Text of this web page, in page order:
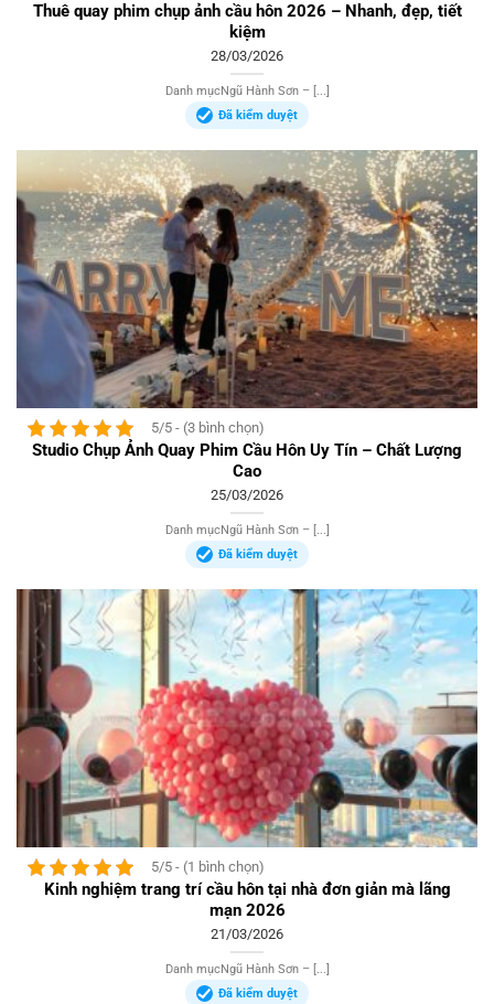
Thuê quay phim chụp ảnh cầu hôn 2026 – Nhanh, đẹp, tiết
kiệm
28/03/2026
Danh mụcNgũ Hành Sơn – [...]
Đã kiểm duyệt
5/5 - (3 bình chọn)
Studio Chụp Ảnh Quay Phim Cầu Hôn Uy Tín – Chất Lượng
Cao
25/03/2026
Danh mụcNgũ Hành Sơn – [...]
Đã kiểm duyệt
5/5 - (1 bình chọn)
Kinh nghiệm trang trí cầu hôn tại nhà đơn giản mà lãng
mạn 2026
21/03/2026
Danh mụcNgũ Hành Sơn – [...]
Đã kiểm duyệt